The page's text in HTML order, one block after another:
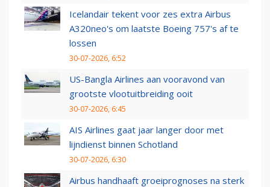
Icelandair tekent voor zes extra Airbus
A320neo's om laatste Boeing 757's af te
lossen
30-07-2026, 6:52
US-Bangla Airlines aan vooravond van
grootste vlootuitbreiding ooit
30-07-2026, 6:45
AIS Airlines gaat jaar langer door met
lijndienst binnen Schotland
30-07-2026, 6:30
Airbus handhaaft groeiprognoses na sterk